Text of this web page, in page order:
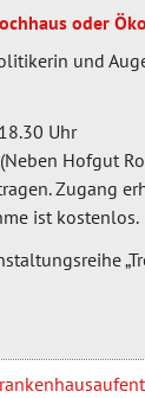
oder
und
Uhr
Hofgut
Zugang
ist kostenlos.